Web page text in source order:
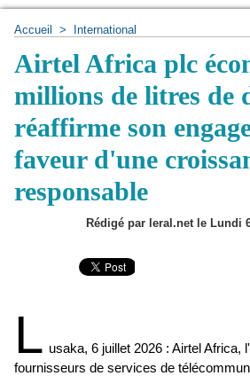
Accueil > International
Airtel Africa plc
millions de litres de
réaffirme son
faveur d'une
responsable
Rédigé par leral.net le Lundi
L usaka, 6 juillet 2026 : Airtel Africa,
fournisseurs de services de